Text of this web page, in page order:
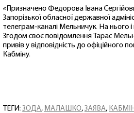
«Призначено Федорова Івана
Запорізької обласної державної
телеграм-каналі Мельничук. На нього
Згодом своє повідомлення Тарас
привів у відповідність до офіційного
Кабміну.
ТЕГИ: ЗОДА, МАЛАШКО,ЗАЯВА,